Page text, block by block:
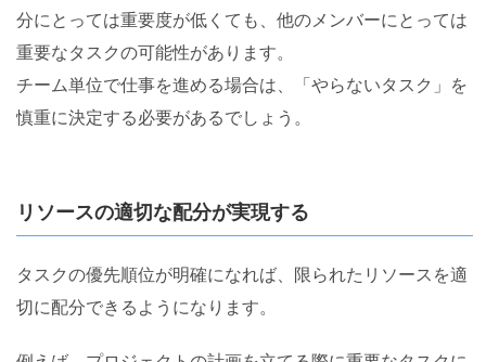
分にとっては重要度が低くても、他のメンバーにとっては
重要なタスクの可能性があります。
チーム単位で仕事を進める場合は、「やらないタスク」を
慎重に決定する必要があるでしょう。
リソースの適切な配分が実現する
タスクの優先順位が明確になれば、限られたリソースを適
切に配分できるようになります。